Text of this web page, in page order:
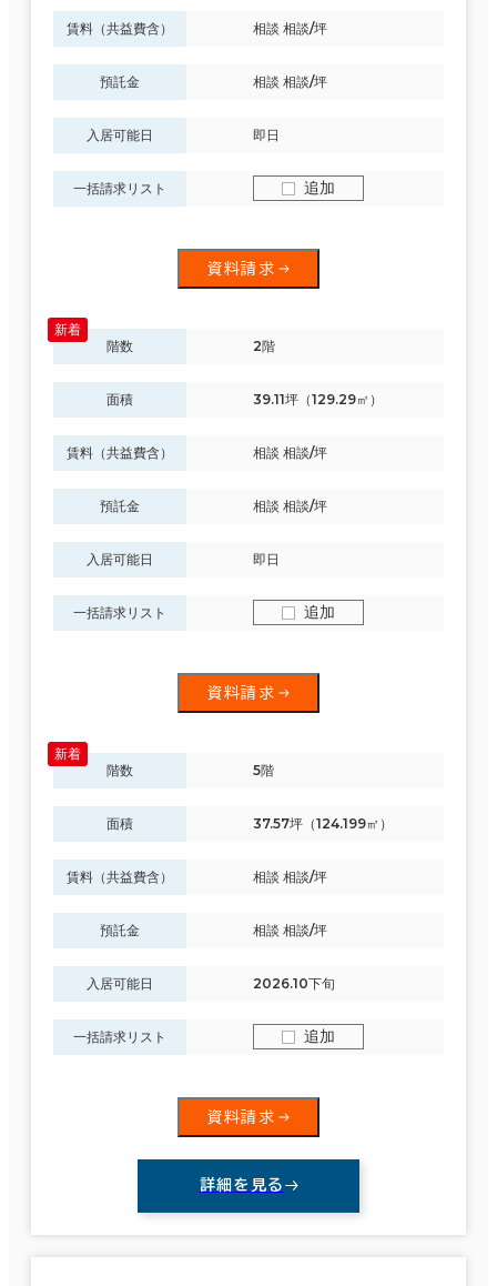
賃料（共益費含） 相談 相談/坪
預託金 相談 相談/坪
入居可能日 即日
一括請求リスト 追加
資料請求
階数 2階
面積 39.11坪（129.29㎡）
賃料（共益費含） 相談 相談/坪
預託金 相談 相談/坪
入居可能日 即日
一括請求リスト 追加
資料請求
階数 5階
面積 37.57坪（124.199㎡）
賃料（共益費含） 相談 相談/坪
預託金 相談 相談/坪
入居可能日 2026.10下旬
一括請求リスト 追加
資料請求
詳細を見る